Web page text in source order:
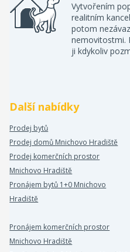
Vytvořením
realitním
potom
nemovitostmi.
ji kdykoliv
Další nabídky
Prodej bytů
Prodej domů Mnichovo Hradiště
Prodej komerčních prostor
Mnichovo Hradiště
Pronájem bytů 1+0 Mnichovo
Hradiště
Pronájem komerčních prostor
Mnichovo Hradiště